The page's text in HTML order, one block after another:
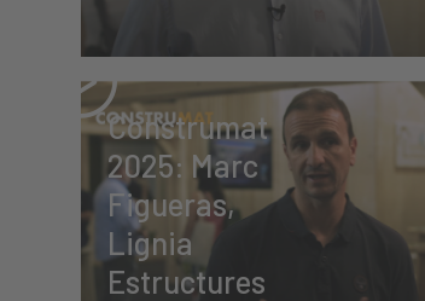
Construmat
2025: Marc
Figueras,
Lignia
Estructures